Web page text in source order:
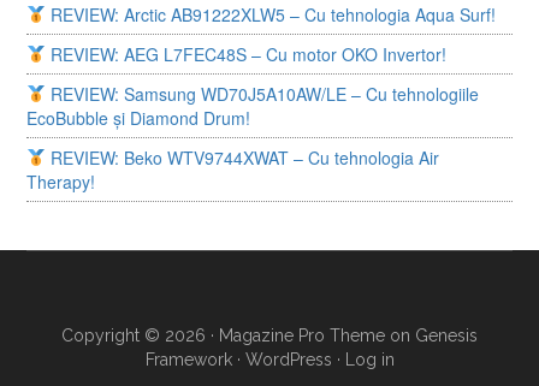
REVIEW: Arctic AB91222XLW5 – Cu tehnologia Aqua Surf!
REVIEW: AEG L7FEC48S – Cu motor OKO Invertor!
REVIEW: Samsung WD70J5A10AW/LE – Cu tehnologiile
EcoBubble și Diamond Drum!
REVIEW: Beko WTV9744XWAT – Cu tehnologia Air
Therapy!
Copyright © 2026 · Magazine Pro Theme on Genesis
Framework· WordPress · Log in